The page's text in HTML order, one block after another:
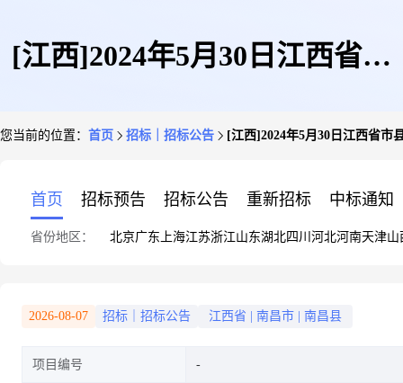
[江西]2024年5月30日江西省市
您当前的位置： 首页 招标｜招标公告 [江西]2024年5月30日江西省市
首页 招标预告 招标公告 重新招标 中标通知
省份地区： 北京广东 上海江苏浙江山东湖北四川 河北河南天津山
2026-08-07 招标｜招标公告 江西省 南昌市 南昌县
项目编号